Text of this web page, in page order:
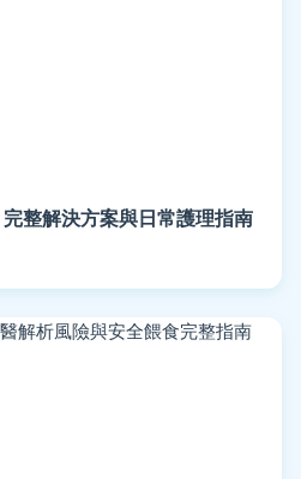
整解決方案與日常護理指南